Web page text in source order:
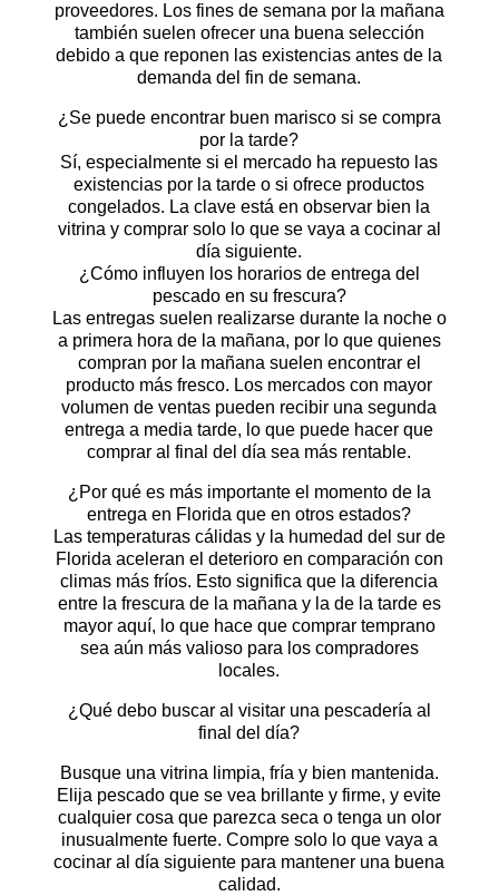
proveedores. Los fines de semana por la mañana
también suelen ofrecer una buena selección
debido a que reponen las existencias antes de la
demanda del fin de semana.
¿Se puede encontrar buen marisco si se compra
por la tarde?
Sí, especialmente si el mercado ha repuesto las
existencias por la tarde o si ofrece productos
congelados. La clave está en observar bien la
vitrina y comprar solo lo que se vaya a cocinar al
día siguiente.
¿Cómo influyen los horarios de entrega del
pescado en su frescura?
Las entregas suelen realizarse durante la noche o
a primera hora de la mañana, por lo que quienes
compran por la mañana suelen encontrar el
producto más fresco. Los mercados con mayor
volumen de ventas pueden recibir una segunda
entrega a media tarde, lo que puede hacer que
comprar al final del día sea más rentable.
¿Por qué es más importante el momento de la
entrega en Florida que en otros estados?
Las temperaturas cálidas y la humedad del sur de
Florida aceleran el deterioro en comparación con
climas más fríos. Esto significa que la diferencia
entre la frescura de la mañana y la de la tarde es
mayor aquí, lo que hace que comprar temprano
sea aún más valioso para los compradores
locales.
¿Qué debo buscar al visitar una pescadería al
final del día?
Busque una vitrina limpia, fría y bien mantenida.
Elija pescado que se vea brillante y firme, y evite
cualquier cosa que parezca seca o tenga un olor
inusualmente fuerte. Compre solo lo que vaya a
cocinar al día siguiente para mantener una buena
calidad.